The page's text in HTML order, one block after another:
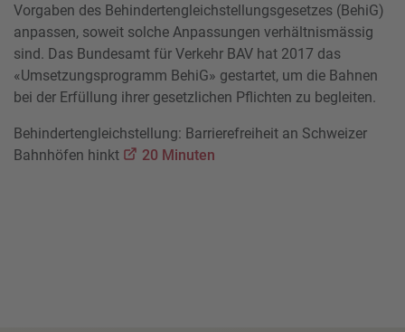
Vorgaben des Behindertengleichstellungsgesetzes (BehiG)
anpassen, soweit solche Anpassungen verhältnismässig
sind. Das Bundesamt für Verkehr BAV hat 2017 das
«Umsetzungsprogramm BehiG» gestartet, um die Bahnen
bei der Erfüllung ihrer gesetzlichen Pflichten zu begleiten.
Behindertengleichstellung: Barrierefreiheit an Schweizer
Bahnhöfen hinkt
20 Minuten